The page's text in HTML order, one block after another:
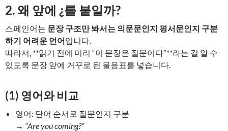
2. 왜 앞에 ¿를 붙일까?
스페인어는 문장 구조만 봐서는 의문문인지 평서문인지 구분
하기 어려운 언어입니다.
따라서, **읽기 전에 미리 “이 문장은 질문이다”**라는 걸 알 수
있도록 문장 앞에 거꾸로 된 물음표를 넣습니다.
(1) 영어와 비교
영어: 단어 순서로 질문인지 구분
→ “Are you coming?”